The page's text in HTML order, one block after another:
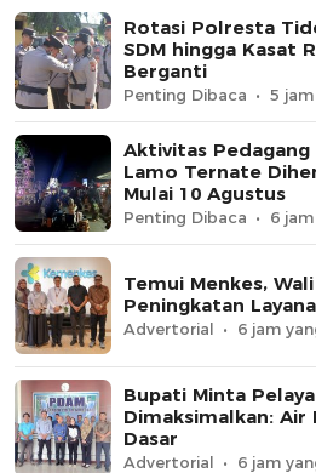
Rotasi Polresta
SDM hingga Kasat
Berganti
Penting Dibaca 5
Aktivitas Pedagang
Lamo Ternate
Mulai 10 Agustus
Penting Dibaca 6
Temui Menkes,
Peningkatan
Advertorial 6 jam
Bupati Minta
Dimaksimalkan: Air
Dasar
Advertorial 6 jam